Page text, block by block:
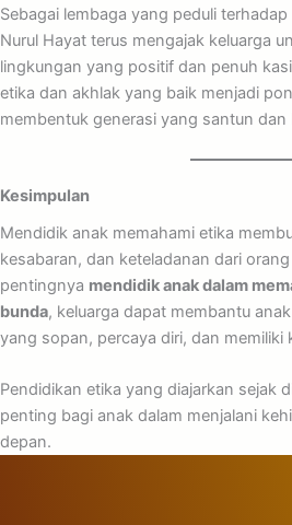
Sebagai lembaga yang peduli
Nurul Hayat terus mengajak keluarga
lingkungan yang positif dan penuh
etika dan akhlak yang baik menjadi
membentuk generasi yang santun
Kesimpulan
Mendidik anak memahami etika
kesabaran, dan keteladanan dari
pentingnya mendidik anak dalam
bunda, keluarga dapat membantu
yang sopan, percaya diri, dan memiliki
Pendidikan etika yang diajarkan sejak
penting bagi anak dalam menjalani
depan.